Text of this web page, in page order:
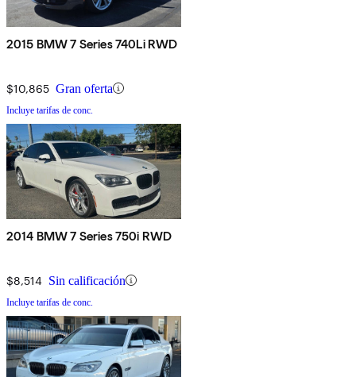
2015 BMW 7 Series 740Li RWD
$10,865 Gran oferta
Incluye tarifas de conc.
2014 BMW 7 Series 750i RWD
$8,514 Sin calificación
Incluye tarifas de conc.